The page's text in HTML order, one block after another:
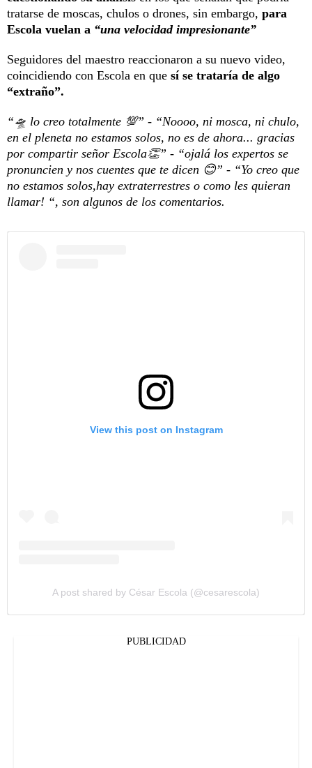
tratarse de moscas, chulos o drones, sin embargo, para
Escola vuelan a “una velocidad impresionante”
Seguidores del maestro reaccionaron a su nuevo video,
coincidiendo con Escola en que sí se trataría de algo
“extraño”.
“🛸 lo creo totalmente 💯” - “Noooo, ni mosca, ni chulo,
en el pleneta no estamos solos, no es de ahora... gracias
por compartir señor Escola👏” - “ojalá los expertos se
pronuncien y nos cuentes que te dicen 😊” - “Yo creo que
no estamos solos,hay extraterrestres o como les quieran
llamar! “, son algunos de los comentarios.
View this post on Instagram
A post shared by César Escola (@cesarescola)
PUBLICIDAD